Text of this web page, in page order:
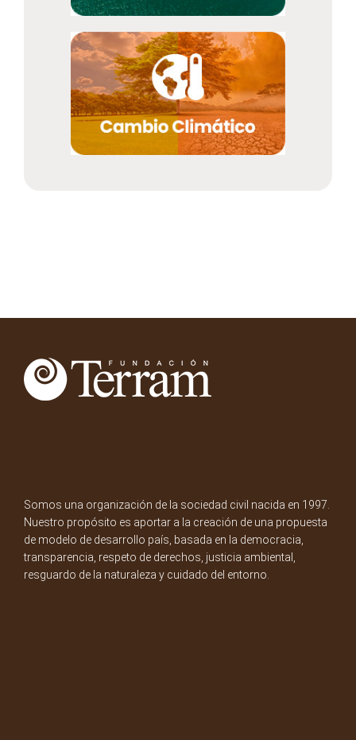
Somos una organización de la sociedad civil nacida en 1997.
Nuestro propósito es aportar a la creación de una propuesta
de modelo de desarrollo país, basada en la democracia,
transparencia, respeto de derechos, justicia ambiental,
resguardo de la naturaleza y cuidado del entorno.